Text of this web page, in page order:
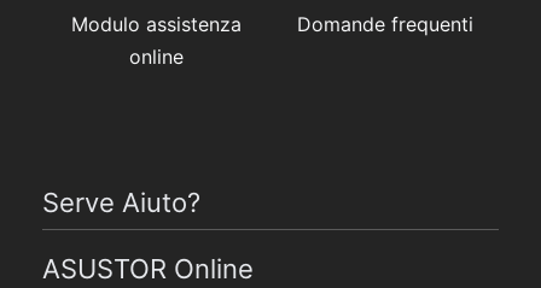
Modulo assistenza
online
Domande frequenti
Serve Aiuto?
ASUSTOR Online